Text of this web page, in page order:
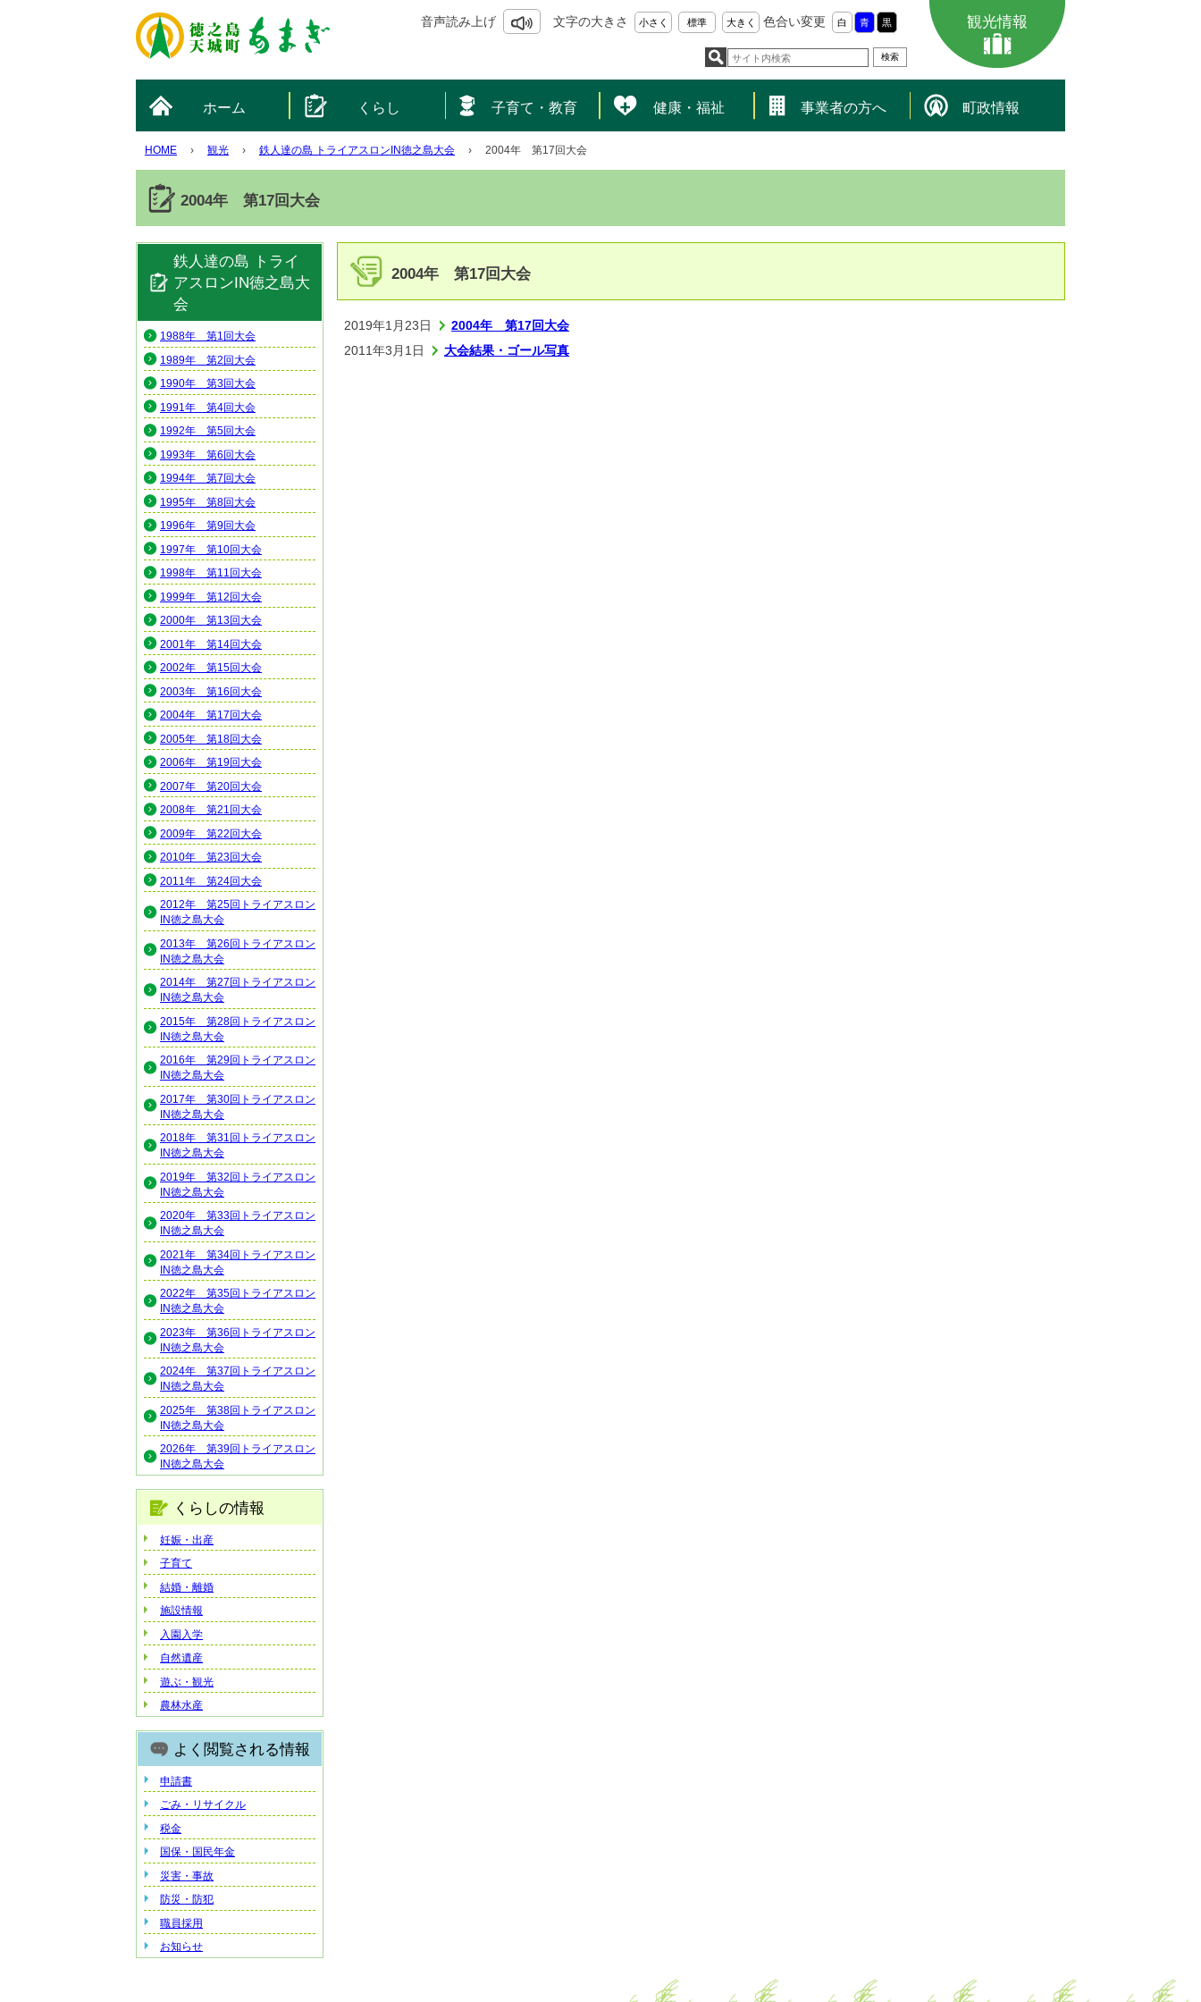
音声読み上げ 文字の大きさ 小さく 標準 大きく 色合い変更 白 青 黒 観光情報
ホーム くらし 子育て・教育 健康・福祉 事業者の方へ 町政情報
HOME › 観光 › 鉄人達の島 トライアスロンIN徳之島大会 › 2004年 第17回大会
2004年 第17回大会
2004年 第17回大会
2019年1月23日
2004年 第17回大会
2011年3月1日
大会結果・ゴール写真
鉄人達の島 トライ
アスロンIN徳之島大
会
1988年 第1回大会
1989年 第2回大会
1990年 第3回大会
1991年 第4回大会
1992年 第5回大会
1993年 第6回大会
1994年 第7回大会
1995年 第8回大会
1996年 第9回大会
1997年 第10回大会
1998年 第11回大会
1999年 第12回大会
2000年 第13回大会
2001年 第14回大会
2002年 第15回大会
2003年 第16回大会
2004年 第17回大会
2005年 第18回大会
2006年 第19回大会
2007年 第20回大会
2008年 第21回大会
2009年 第22回大会
2010年 第23回大会
2011年 第24回大会
2012年 第25回トライアスロン
IN徳之島大会
2013年 第26回トライアスロン
IN徳之島大会
2014年 第27回トライアスロン
IN徳之島大会
2015年 第28回トライアスロン
IN徳之島大会
2016年 第29回トライアスロン
IN徳之島大会
2017年 第30回トライアスロン
IN徳之島大会
2018年 第31回トライアスロン
IN徳之島大会
2019年 第32回トライアスロン
IN徳之島大会
2020年 第33回トライアスロン
IN徳之島大会
2021年 第34回トライアスロン
IN徳之島大会
2022年 第35回トライアスロン
IN徳之島大会
2023年 第36回トライアスロン
IN徳之島大会
2024年 第37回トライアスロン
IN徳之島大会
2025年 第38回トライアスロン
IN徳之島大会
2026年 第39回トライアスロン
IN徳之島大会
くらしの情報
妊娠・出産
子育て
結婚・離婚
施設情報
入園入学
自然遺産
遊ぶ・観光
農林水産
よく閲覧される情報
申請書
ごみ・リサイクル
税金
国保・国民年金
災害・事故
防災・防犯
職員採用
お知らせ